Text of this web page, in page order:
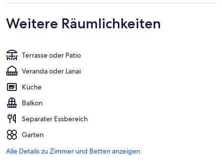
Weitere Räumlichkeiten
Terrasse oder Patio
Veranda oder Lanai
Küche
Balkon
Separater Essbereich
Garten
Alle Details zu Zimmer und Betten anzeigen